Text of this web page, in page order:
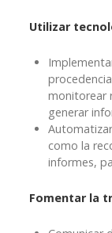
Utilizar
monitorear
generar
como la
informes,
Fomentar la